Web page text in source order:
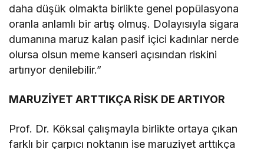
daha düşük olmakta birlikte genel popülasyona
oranla anlamlı bir artış olmuş. Dolayısıyla sigara
dumanına maruz kalan pasif içici kadınlar nerde
olursa olsun meme kanseri açısından riskini
artırıyor denilebilir.”
MARUZİYET ARTTIKÇA RİSK DE ARTIYOR
Prof. Dr. Köksal çalışmayla birlikte ortaya çıkan
farklı bir çarpıcı noktanın ise maruziyet arttıkça